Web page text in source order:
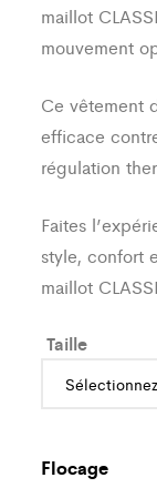
maillot
mouvement
Ce vêtement
efficace
régulation
Faites
style, confort
maillot
Taille
Flocage